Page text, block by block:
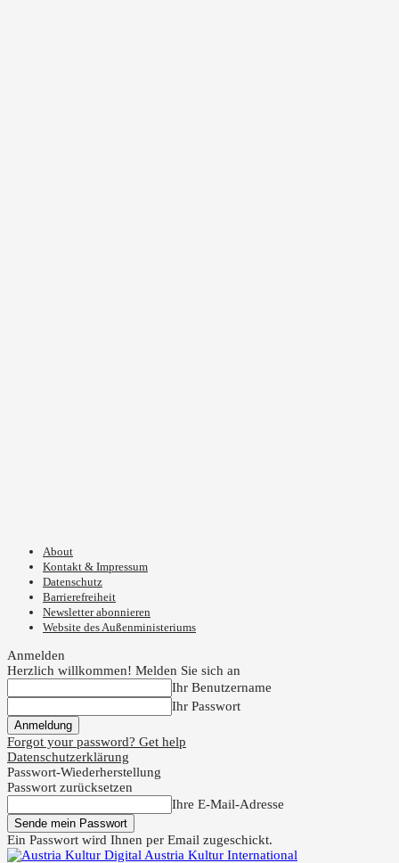
About
Kontakt & Impressum
Datenschutz
Barrierefreiheit
Newsletter abonnieren
Website des Außenministeriums
Anmelden
Herzlich willkommen! Melden Sie sich an
Ihr Benutzername
Ihr Passwort
Forgot your password? Get help
Datenschutzerklärung
Passwort-Wiederherstellung
Passwort zurücksetzen
Ihre E-Mail-Adresse
Ein Passwort wird Ihnen per Email zugeschickt.
Austria Kultur International